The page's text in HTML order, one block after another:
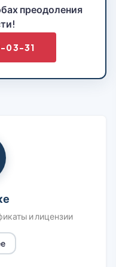
преодоления
03-31
и лицензии